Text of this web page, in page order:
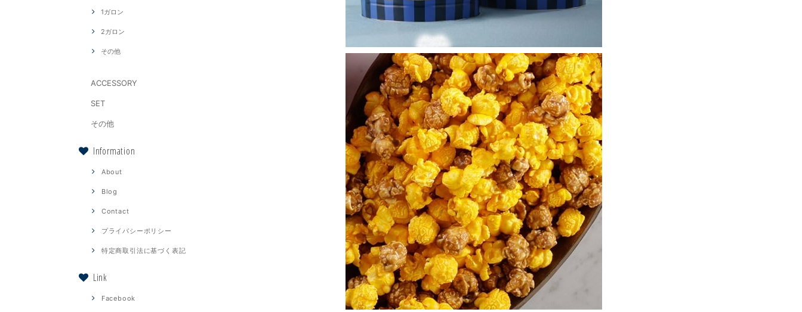
1ガロン
2ガロン
その他
ACCESSORY
SET
その他
Information
About
Blog
Contact
プライバシーポリシー
特定商取引法に基づく表記
Link
Facebook